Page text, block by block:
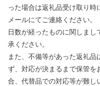
った場合は返礼品受け取り
メールにてご連絡ください。
日数が経ったものに関しま
承ください。
また、不備等があった返礼
ず、対応が決まるまで保管を
合、代替品での対応等が難し